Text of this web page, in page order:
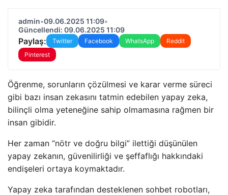
admin•09.06.2025 11:09•
Güncellendi: 09.06.2025 11:09
Paylaş: Twitter Facebook WhatsApp
Reddit
Pinterest
Öğrenme, sorunların çözülmesi ve karar verme süreci
gibi bazı insan zekasını tatmin edebilen yapay zeka,
bilinçli olma yeteneğine sahip olmamasına rağmen bir
insan gibidir.
Her zaman “nötr ve doğru bilgi” ilettiği düşünülen
yapay zekanın, güvenilirliği ve şeffaflığı hakkındaki
endişeleri ortaya koymaktadır.
Yapay zeka tarafından desteklenen sohbet robotları,